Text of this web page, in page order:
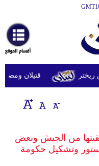
أخبارعاجلة
رياضة
ثقافة
إقتصاد
وموسيقى
قتيلان ومصابون جراء 14 غارة إسرائيلية على
من الجيش وبعض
وتشكيل حكومة